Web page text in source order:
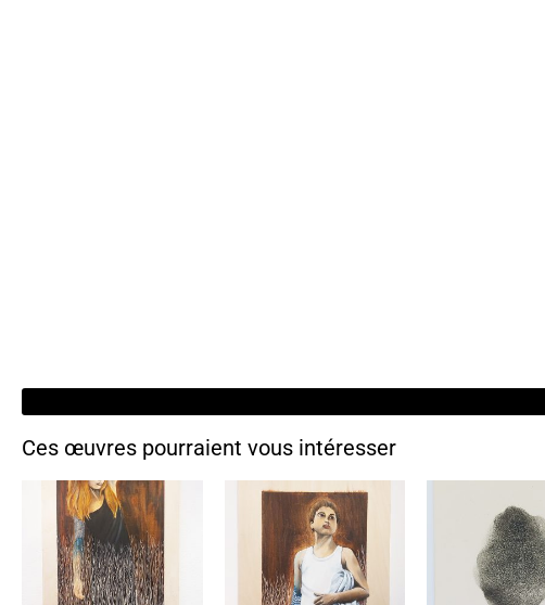
Ces œuvres pourraient vous intéresser